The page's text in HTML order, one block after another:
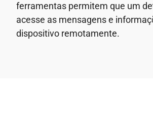
ferramentas permitem que um
acesse as mensagens e
dispositivo remotamente.